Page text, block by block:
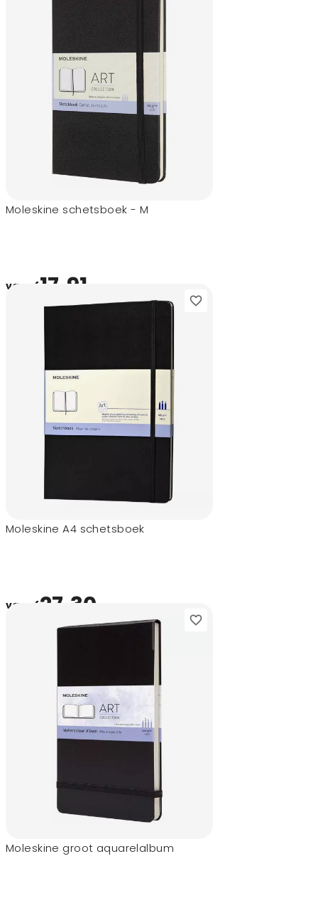
Moleskine schetsboek - M
vanaf17,91
Moleskine A4 schetsboek
vanaf27,30
Moleskine groot aquarelalbum